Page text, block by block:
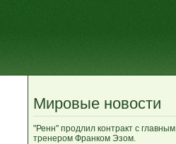
Мировые новости
"Ренн" продлил контракт с главным
тренером Франком Эзом.